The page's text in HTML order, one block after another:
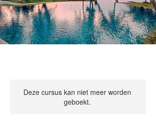
Deze cursus kan niet meer worden
geboekt.